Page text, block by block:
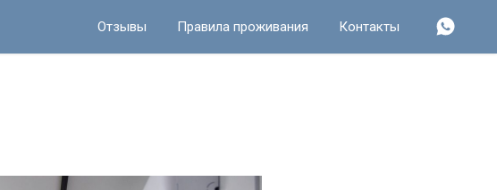
Отзывы Правила проживания Контакты